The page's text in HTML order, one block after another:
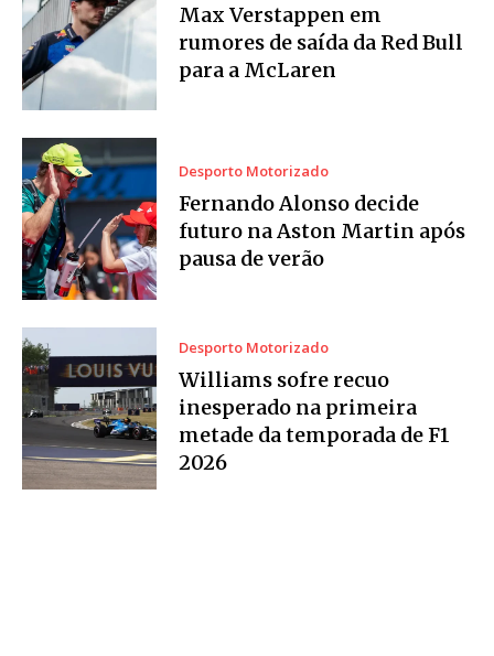
Max Verstappen em
rumores de saída da Red Bull
para a McLaren
Desporto Motorizado
Fernando Alonso decide
futuro na Aston Martin após
pausa de verão
Desporto Motorizado
Williams sofre recuo
inesperado na primeira
metade da temporada de F1
2026